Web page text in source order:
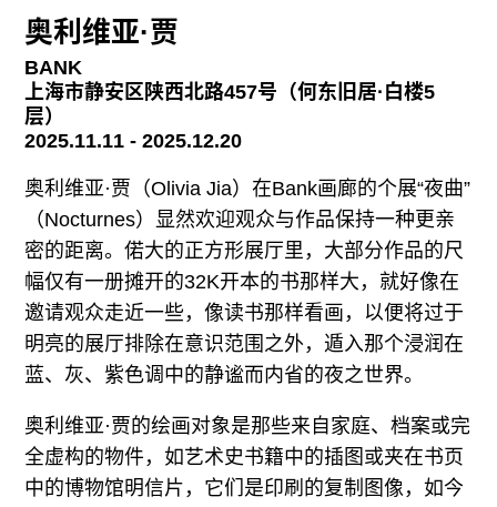
奥利维亚·贾
BANK
上海市静安区陕西北路457号（何东旧居·白楼5
层）
2025.11.11 - 2025.12.20
奥利维亚·贾（Olivia Jia）在Bank画廊的个展“夜曲”
（Nocturnes）显然欢迎观众与作品保持一种更亲
密的距离。偌大的正方形展厅里，大部分作品的尺
幅仅有一册摊开的32K开本的书那样大，就好像在
邀请观众走近一些，像读书那样看画，以便将过于
明亮的展厅排除在意识范围之外，遁入那个浸润在
蓝、灰、紫色调中的静谧而内省的夜之世界。
奥利维亚·贾的绘画对象是那些来自家庭、档案或完
全虚构的物件，如艺术史书籍中的插图或夹在书页
中的博物馆明信片，它们是印刷的复制图像，如今